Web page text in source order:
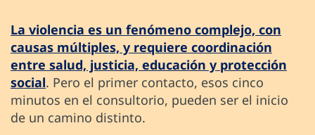
La violencia es un fenómeno complejo, con
causas múltiples, y requiere coordinación
entre salud, justicia, educación y protección
social. Pero el primer contacto, esos cinco
minutos en el consultorio, pueden ser el inicio
de un camino distinto.